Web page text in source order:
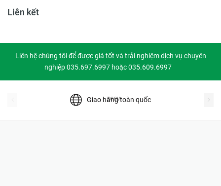
Liên kết
Liên hệ chúng tôi để được giá tốt và trải nghiệm dịch vụ chuyên
nghiệp 035.697.6997 hoặc 035.609.6997
Giao hàng toàn quốc
prev